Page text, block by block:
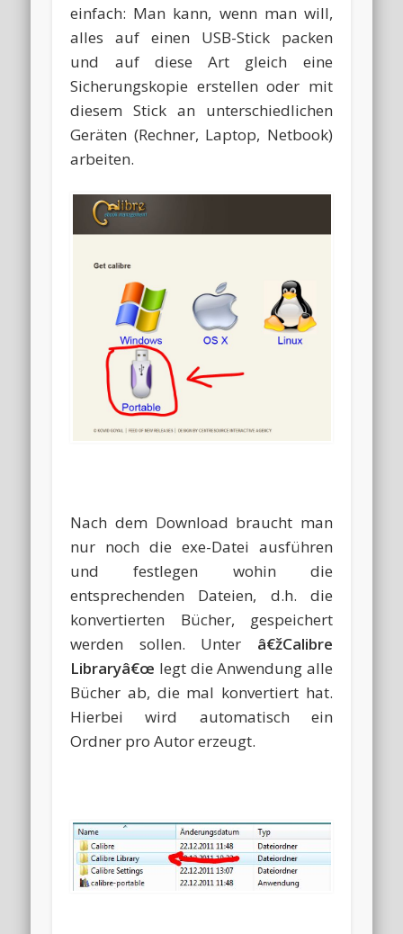
einfach: Man kann, wenn man will,
alles auf einen USB-Stick packen
und auf diese Art gleich eine
Sicherungskopie erstellen oder mit
diesem Stick an unterschiedlichen
Geräten (Rechner, Laptop, Netbook)
arbeiten.
Nach dem Download braucht man
nur noch die exe-Datei ausführen
und festlegen wohin die
entsprechenden Dateien, d.h. die
konvertierten Bücher, gespeichert
werden sollen. Unter â€žCalibre
Libraryâ€œ legt die Anwendung alle
Bücher ab, die mal konvertiert hat.
Hierbei wird automatisch ein
Ordner pro Autor erzeugt.